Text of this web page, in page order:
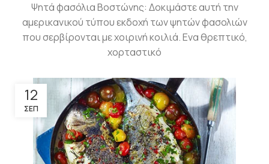
Ψητά φασόλια Βοστώνης: Δοκιμάστε αυτή την
αμερικανικού τύπου εκδοχή των ψητών φασολιών
που σερβίρονται με χοιρινή κοιλιά. Ενα θρεπτικό,
χορταστικό
12
ΣΕΠ